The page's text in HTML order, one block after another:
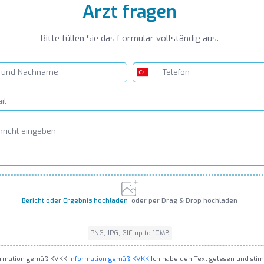
Arzt fragen
Bitte füllen Sie das Formular vollständig aus.
Bericht oder Ergebnis hochladen oder per Drag & Drop hochladen
PNG, JPG, GIF up to 10MB
gemäß KVKKInformation gemäß KVKKIch habe den Text gelesen und